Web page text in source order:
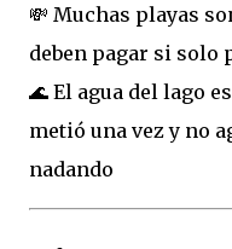
💸 Muchas playas
deben pagar si solo
🌊 El agua del lago es
metió una vez y no
nadando